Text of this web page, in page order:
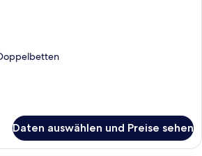
Daten auswählen und Preise sehen